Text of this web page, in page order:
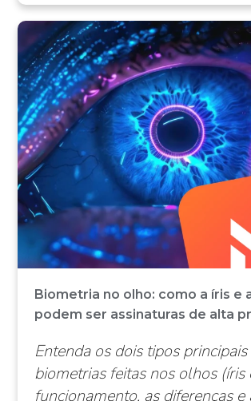
Biometria no olho: como a íris e
podem ser assinaturas de alta
Entenda os dois tipos principais
biometrias feitas nos olhos (íris
funcionamento, as diferenças e